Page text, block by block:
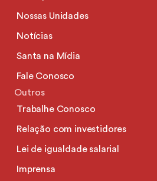
Nossas Unidades
Notícias
Santa na Mídia
Fale Conosco
Outros
Trabalhe Conosco
Relação com investidores
Lei de igualdade salarial
Imprensa